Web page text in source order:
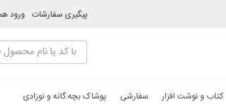
ورود پیگیری سفارشات
کتاب و نوشت افزار سفارشی
پوشاک بچه گانه و نوزادی